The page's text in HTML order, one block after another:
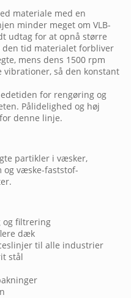
materiale med en
minder meget om VLB-
udtag for at opnå større
den tid materialet forbliver
mens dens 1500 rpm
så den konstant
for rengøring og
Pålidelighed og høj
denne linje.
partikler i væsker,
og væske-faststof-
og filtrering
dæk
til alle industrier
stål